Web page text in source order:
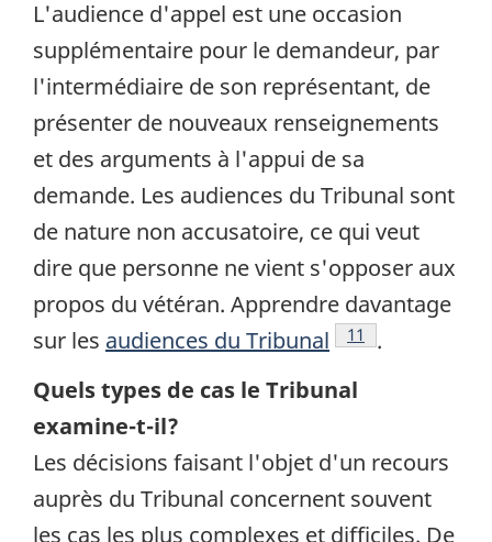
L'audience d'appel est une occasion
supplémentaire pour le demandeur, par
l'intermédiaire de son représentant, de
présenter de nouveaux renseignements
et des arguments à l'appui de sa
demande. Les audiences du Tribunal sont
de nature non accusatoire, ce qui veut
dire que personne ne vient s'opposer aux
propos du vétéran. Apprendre davantage
sur les audiences du Tribunal Note de bas de
11
.
Quels types de cas le Tribunal
examine-t-il?
Les décisions faisant l'objet d'un recours
auprès du Tribunal concernent souvent
les cas les plus complexes et difficiles. De